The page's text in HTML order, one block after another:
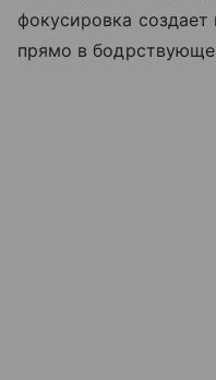
фокусировка
прямо в